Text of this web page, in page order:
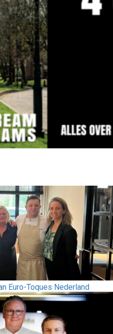
Euro-Toques Nederland